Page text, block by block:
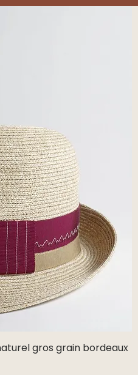
gros grain bordeaux